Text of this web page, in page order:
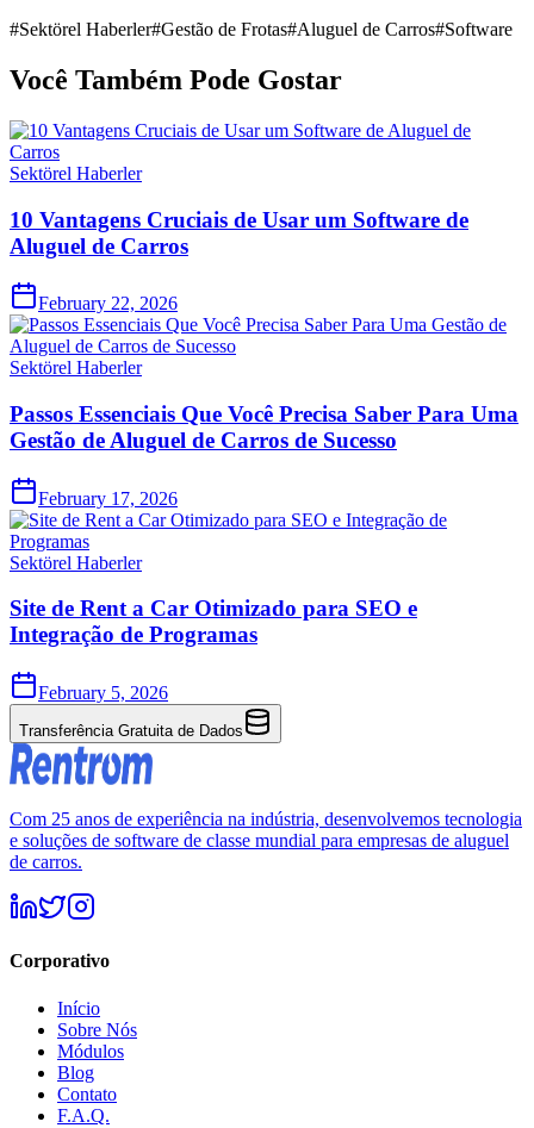
#Sektörel Haberler#Gestão de Frotas#Aluguel de Carros#Software
Você Também Pode Gostar
Sektörel Haberler
10 Vantagens Cruciais de Usar um Software de
Aluguel de Carros
February 22, 2026
Sektörel Haberler
Passos Essenciais Que Você Precisa Saber Para Uma
Gestão de Aluguel de Carros de Sucesso
February 17, 2026
Sektörel Haberler
Site de Rent a Car Otimizado para SEO e
Integração de Programas
February 5, 2026
Transferência Gratuita de Dados
Com 25 anos de experiência na indústria, desenvolvemos tecnologia
e soluções de software de classe mundial para empresas de aluguel
de carros.
Corporativo
Início
Sobre Nós
Módulos
Blog
Contato
F.A.Q.